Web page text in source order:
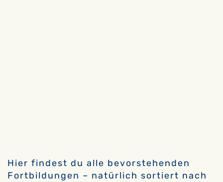
Hier findest du alle bevorstehenden
Fortbildungen – natürlich sortiert nach